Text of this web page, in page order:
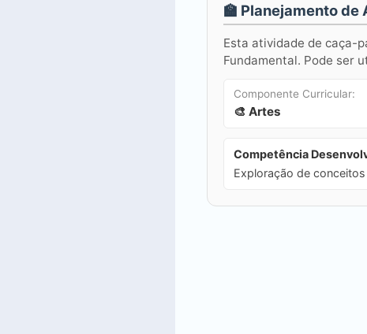
🏫 Planejamento de
Esta atividade de caça-
Fundamental. Pode ser
Componente Curricular:
🎨 Artes
Competência
Exploração de